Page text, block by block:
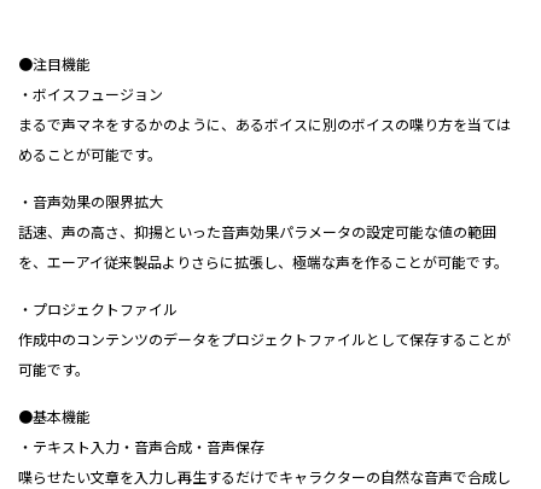
●注目機能
・ボイスフュージョン
まるで声マネをするかのように、あるボイスに別のボイスの喋り方を当ては
めることが可能です。
・音声効果の限界拡大
話速、声の高さ、抑揚といった音声効果パラメータの設定可能な値の範囲
を、エーアイ従来製品よりさらに拡張し、極端な声を作ることが可能です。
・プロジェクトファイル
作成中のコンテンツのデータをプロジェクトファイルとして保存することが
可能です。
●基本機能
・テキスト入力・音声合成・音声保存
喋らせたい文章を入力し再生するだけでキャラクターの自然な音声で合成し